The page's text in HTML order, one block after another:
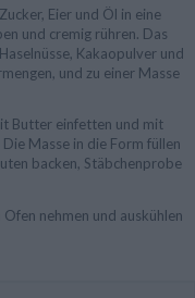
Eier und Öl in eine
und cremig rühren. Das
Kakaopulver und
und zu einer Masse
Butter einfetten und mit
Masse in die Form füllen
backen, Stäbchenprobe
nehmen und auskühlen